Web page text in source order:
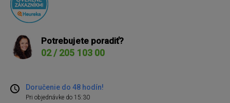
Potrebujete poradiť?
02 / 205 103 00
Doručenie do 48 hodín!
Pri objednávke do 15:30